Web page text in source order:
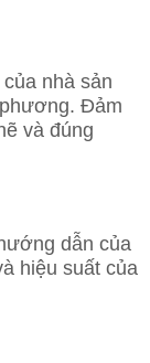
nhà sản
Đảm
và đúng
dẫn của
hiệu suất của